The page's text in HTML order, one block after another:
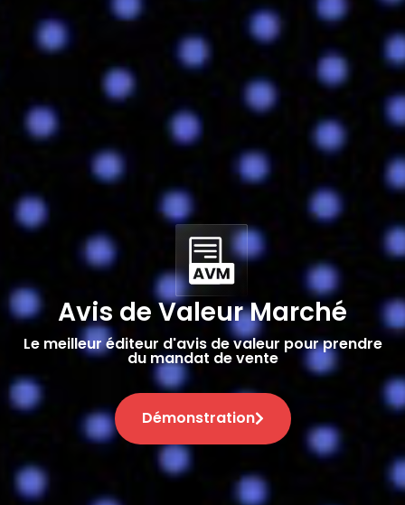
Avis de Valeur Marché
Le meilleur éditeur d'avis de valeur pour prendre
du mandat de vente
Démonstration